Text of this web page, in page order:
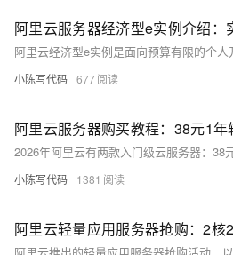
小陈写代码 677
小陈写代码 1381